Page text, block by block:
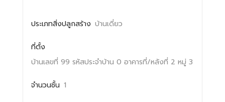
ประเภทสิ่งปลูกสร้าง บ้านเดี่ยว
ที่ตั้ง
บ้านเลขที่ 99 รหัสประจำบ้าน 0 อาคารที่/หลังที่ 2 หมู่ 3
จำนวนชั้น 1